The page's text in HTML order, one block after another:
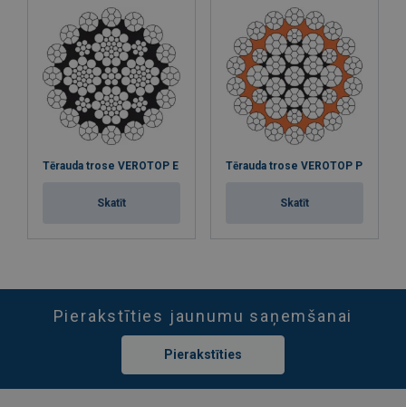
Tērauda trose VEROTOP E
Skatīt
Tērauda trose VEROTOP P
Skatīt
Pierakstīties jaunumu saņemšanai
Pierakstīties